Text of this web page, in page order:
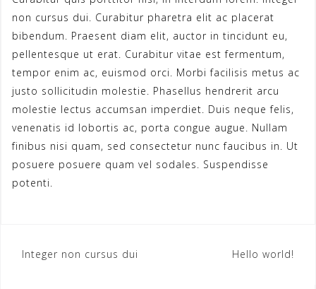
non cursus dui. Curabitur pharetra elit ac placerat
bibendum. Praesent diam elit, auctor in tincidunt eu,
pellentesque ut erat. Curabitur vitae est fermentum,
tempor enim ac, euismod orci. Morbi facilisis metus ac
justo sollicitudin molestie. Phasellus hendrerit arcu
molestie lectus accumsan imperdiet. Duis neque felis,
venenatis id lobortis ac, porta congue augue. Nullam
finibus nisi quam, sed consectetur nunc faucibus in. Ut
posuere posuere quam vel sodales. Suspendisse
potenti.
Navegación
Integer non cursus dui Hello world!